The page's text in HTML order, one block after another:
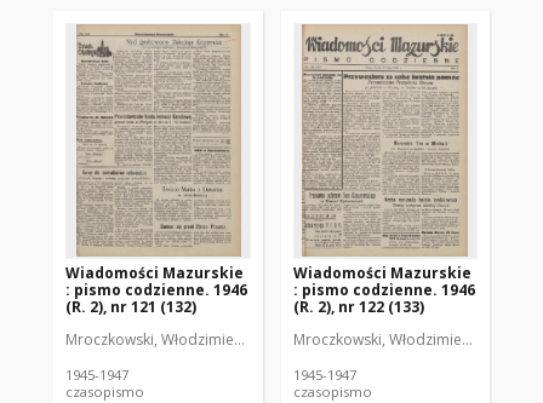
Wiadomości Mazurskie
: pismo codzienne. 1946
(R. 2), nr 121 (132)
Mroczkowski, Włodzimierz (1902-1971). Redaktor
1945-1947
czasopismo
Wiadomości Mazurskie
: pismo codzienne. 1946
(R. 2), nr 122 (133)
Mroczkowski, Włodzimierz (1902-
1945-1947
czasopismo